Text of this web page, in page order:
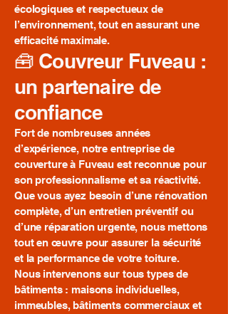
écologiques et respectueux de
l’environnement, tout en assurant une
efficacité maximale.
🧰 Couvreur Fuveau :
un partenaire de
confiance
Fort de nombreuses années
d’expérience, notre entreprise de
couverture à Fuveau est reconnue pour
son professionnalisme et sa réactivité.
Que vous ayez besoin d’une rénovation
complète, d’un entretien préventif ou
d’une réparation urgente, nous mettons
tout en œuvre pour assurer la sécurité
et la performance de votre toiture.
Nous intervenons sur tous types de
bâtiments : maisons individuelles,
immeubles, bâtiments commerciaux et